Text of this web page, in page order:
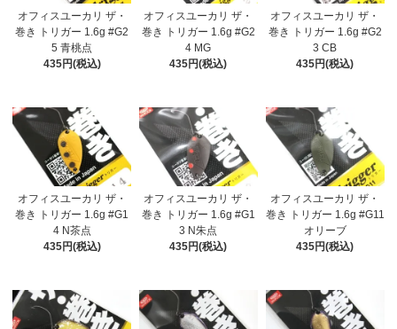
オフィスユーカリ ザ・
巻き トリガー 1.6g #G2
5 青桃点
435円(税込)
オフィスユーカリ ザ・
巻き トリガー 1.6g #G2
4 MG
435円(税込)
オフィスユーカリ ザ・
巻き トリガー 1.6g #G2
3 CB
435円(税込)
オフィスユーカリ ザ・
巻き トリガー 1.6g #G1
4 N茶点
435円(税込)
オフィスユーカリ ザ・
巻き トリガー 1.6g #G1
3 N朱点
435円(税込)
オフィスユーカリ ザ・
巻き トリガー 1.6g #G11
オリーブ
435円(税込)